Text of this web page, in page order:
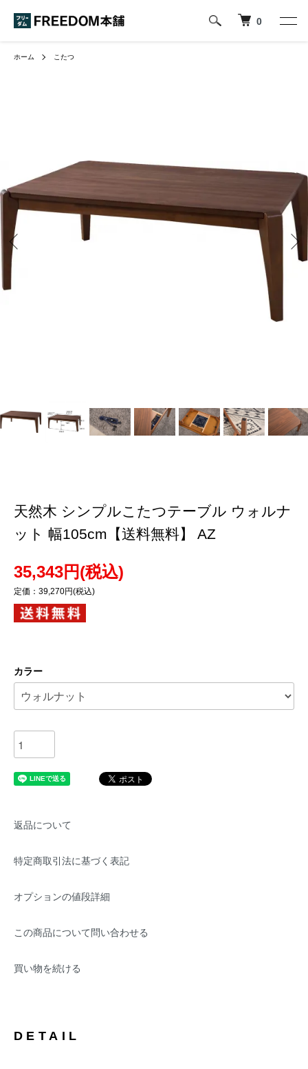
0
ホーム こたつ
天然木 シンプルこたつテーブル ウォルナ
ット 幅105cm【送料無料】 AZ
35,343円(税込)
定価：39,270円(税込)
カラー
返品について
特定商取引法に基づく表記
オプションの値段詳細
この商品について問い合わせる
買い物を続ける
DETAIL